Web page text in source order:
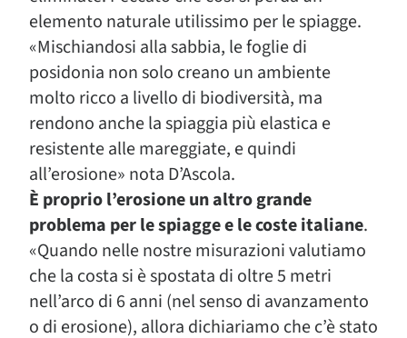
elemento naturale utilissimo per le spiagge.
«Mischiandosi alla sabbia, le foglie di
posidonia non solo creano un ambiente
molto ricco a livello di biodiversità, ma
rendono anche la spiaggia più elastica e
resistente alle mareggiate, e quindi
all’erosione» nota D’Ascola.
È proprio l’erosione un altro grande
problema per le spiagge e le coste italiane.
«Quando nelle nostre misurazioni valutiamo
che la costa si è spostata di oltre 5 metri
nell’arco di 6 anni (nel senso di avanzamento
o di erosione), allora dichiariamo che c’è stato